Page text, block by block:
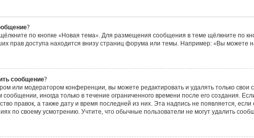
по кнопке «Новая тема». Для размещения сообщения в теме щёлкните по
прав доступа находится внизу страниц форума или темы. Например: «Вы можете
сообщение?
или модератором конференции, вы можете редактировать и удалять только
сообщении, иногда только в течение ограниченного времени после его создания.
правок, а также дату и время последней из них. Эта надпись не появляется,
по своему усмотрению. Учтите, что обычные пользователи не могут удалить